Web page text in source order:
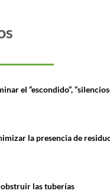
el “escondido”,
la presencia de
las tuberías